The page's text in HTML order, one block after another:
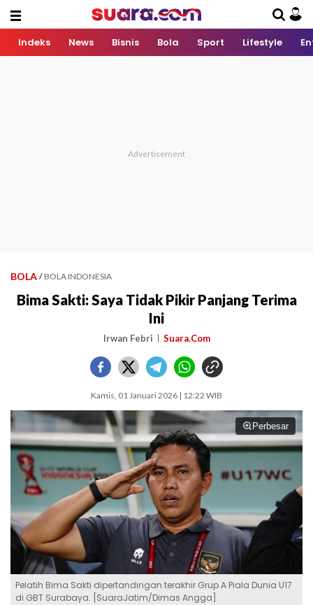
Indeks News Bisnis Bola Sport Lifestyle
BOLA / BOLA INDONESIA
Bima Sakti: Saya Tidak Pikir Panjang Terima
Ini
Irwan Febri Suara.Com
Kamis, 01 Januari 2026 | 12:22 WIB
Perbesar
Pelatih Bima Sakti dipertandingan terakhir Grup A Piala Dunia U17
di GBT Surabaya. [SuaraJatim/Dimas Angga]